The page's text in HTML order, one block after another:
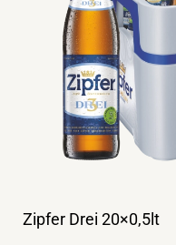
Zipfer Drei 20×0,5lt